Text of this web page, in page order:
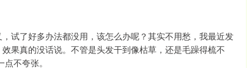
试了好多办法都没用，该怎么办呢？其实不用愁，我最近发
果真的没话说。不管是头发干到像枯草，还是毛躁得梳不
不夸张。